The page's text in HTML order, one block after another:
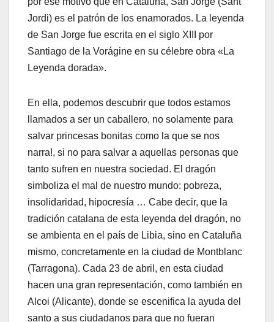
Jordi) es el patrón de los enamorados. La leyenda
de San Jorge fue escrita en el siglo XIII por
Santiago de la Vorágine en su célebre obra «La
Leyenda dorada».
En ella, podemos descubrir que todos estamos
llamados a ser un caballero, no solamente para
salvar princesas bonitas como la que se nos
narra!, si no para salvar a aquellas personas que
tanto sufren en nuestra sociedad. El dragón
simboliza el mal de nuestro mundo: pobreza,
insolidaridad, hipocresía … Cabe decir, que la
tradición catalana de esta leyenda del dragón, no
se ambienta en el país de Libia, sino en Cataluña
mismo, concretamente en la ciudad de Montblanc
(Tarragona). Cada 23 de abril, en esta ciudad
hacen una gran representación, como también en
Alcoi (Alicante), donde se escenifica la ayuda del
santo a sus ciudadanos para que no fueran